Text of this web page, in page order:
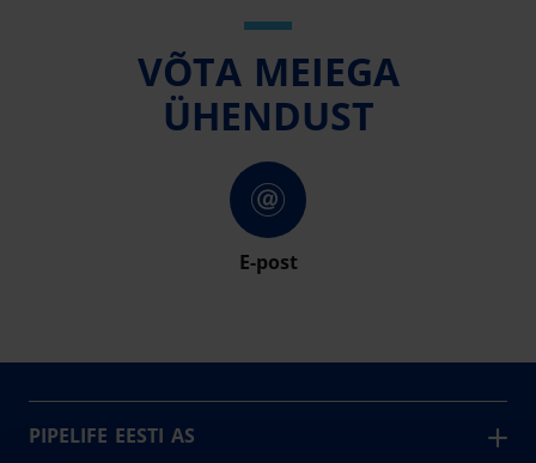
VÕTA MEIEGA
ÜHENDUST
E-post
PIPELIFE EESTI AS